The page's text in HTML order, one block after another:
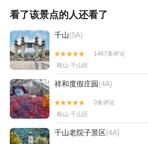
看了该景点的人还看了
千山(5A)


1467条评论
鞍山·千山区
祥和度假庄园(4A)


0条评论
鞍山·千山区
千山老院子景区(4A)